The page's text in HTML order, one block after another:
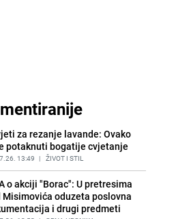
BOSNA I HERCEGOVINA
iz slastičarne: Rolada od
i kokosa bez pečenja,
desert bez imalo muke
2 DANA | RECEPTI
savršenog makedonskog
za rezanje lavande: Ovako
potaknuti bogatije cvjetanje
13:49 | ŽIVOT I STIL
o akciji "Borac": U pretresima
Misimovića oduzeta poslovna
i drugi predmeti